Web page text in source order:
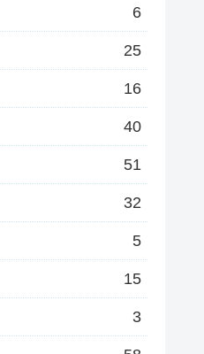
6
25
16
40
51
32
5
15
3